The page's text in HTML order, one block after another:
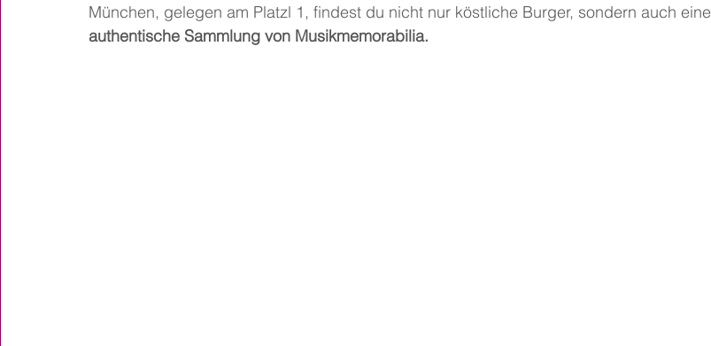
München, gelegen am Platzl 1, findest du nicht nur köstliche Burger, sondern auch eine
authentische Sammlung von Musikmemorabilia.